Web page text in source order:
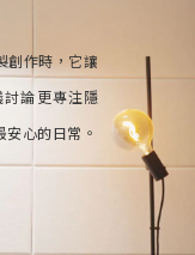
名水性乳膠漆
創作時，它讓
論更專注隱
心的日常。